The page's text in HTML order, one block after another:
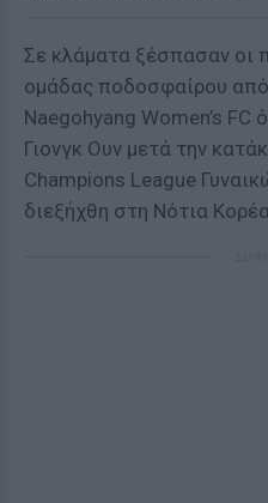
Σε κλάματα ξέσπασαν οι
ομάδας ποδοσφαίρου
Naegohyang Women’s FC
Γιονγκ Ουν μετά την
Champions League
διεξήχθη στη Νότια